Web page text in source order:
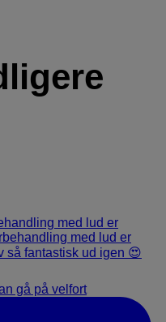
med lud er
gå på velfort